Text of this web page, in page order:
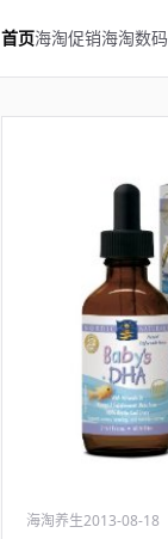
首页海淘促销海淘数码
海淘养生2013-08-18